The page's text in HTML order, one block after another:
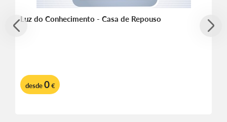
Luz do Conhecimento - Casa de Repouso
desde0€